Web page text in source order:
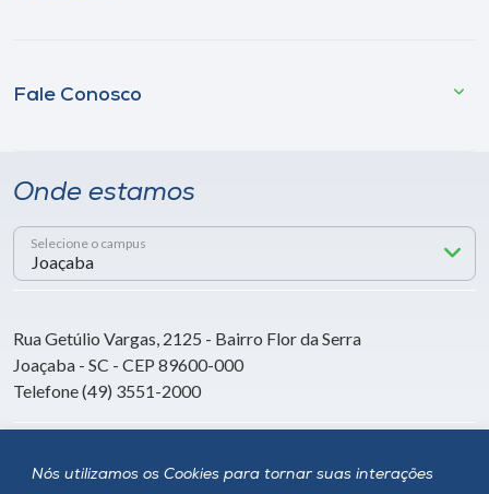
Nós utilizamos os Cookies para tornar suas interações
Fale Conosco
Onde estamos
Selecione o campus
Rua Getúlio Vargas, 2125 - Bairro Flor da Serra
Joaçaba - SC - CEP 89600-000
Telefone (49) 3551-2000
Siga a Unoesc